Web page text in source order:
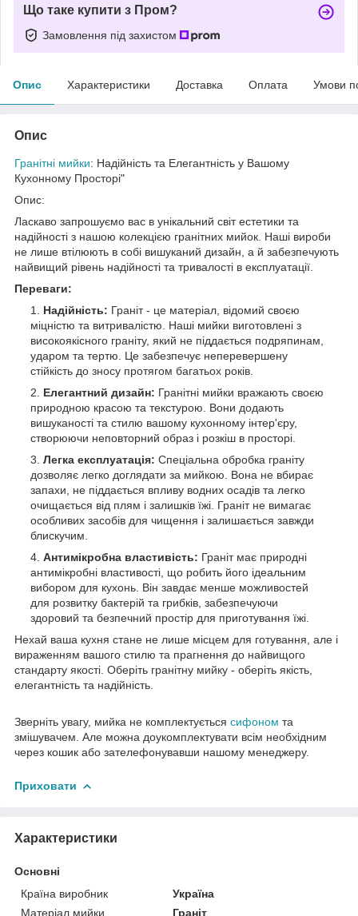
Що таке купити з Пром?
Замовлення під захистом
Опис Характеристики Доставка Оплата Умови
Опис
Гранітні мийки: Надійність та Елегантність у Вашому
Кухонному Просторі"
Опис:
Ласкаво запрошуємо вас в унікальний світ естетики та
надійності з нашою колекцією гранітних мийок. Наші вироби
не лише втілюють в собі вишуканий дизайн, а й забезпечують
найвищий рівень надійності та тривалості в експлуатації.
Переваги:
Надійність: Граніт - це матеріал, відомий своєю
міцністю та витривалістю. Наші мийки виготовлені з
високоякісного граніту, який не піддається подряпинам,
ударом та тертю. Це забезпечує неперевершену
стійкість до зносу протягом багатьох років.
Елегантний дизайн: Гранітні мийки вражають своєю
природною красою та текстурою. Вони додають
вишуканості та стилю вашому кухонному інтер'єру,
створюючи неповторний образ і розкіш в просторі.
Легка експлуатація: Спеціальна обробка граніту
дозволяє легко доглядати за мийкою. Вона не вбирає
запахи, не піддається впливу водних осадів та легко
очищається від плям і залишків їжі. Граніт не вимагає
особливих засобів для чищення і залишається завжди
блискучим.
Антимікробна властивість: Граніт має природні
антимікробні властивості, що робить його ідеальним
вибором для кухонь. Він завдає менше можливостей
для розвитку бактерій та грибків, забезпечуючи
здоровий та безпечний простір для приготування їжі.
Нехай ваша кухня стане не лише місцем для готування, але і
вираженням вашого стилю та прагнення до найвищого
стандарту якості. Оберіть гранітну мийку - оберіть якість,
елегантність та надійність.
Зверніть увагу, мийка не комплектується сифоном та
змішувачем. Але можна доукомплектувати всім необхідним
через кошик або зателефонувавши нашому менеджеру.
Приховати
Характеристики
Основні
Країна виробник
Україна
Матеріал мийки
Граніт